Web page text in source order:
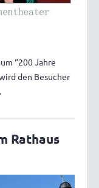
“200 Jahre
den Besucher
Rathaus